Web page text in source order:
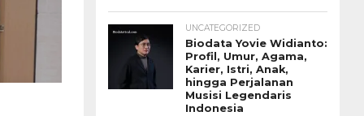
UNCATEGORIZED
Biodata Yovie Widianto:
Profil, Umur, Agama,
Karier, Istri, Anak,
hingga Perjalanan
Musisi Legendaris
Indonesia